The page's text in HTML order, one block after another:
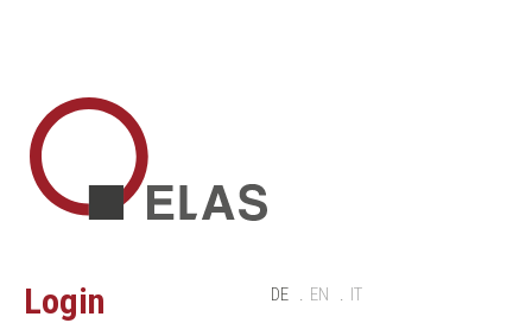
DE EN IT
Login